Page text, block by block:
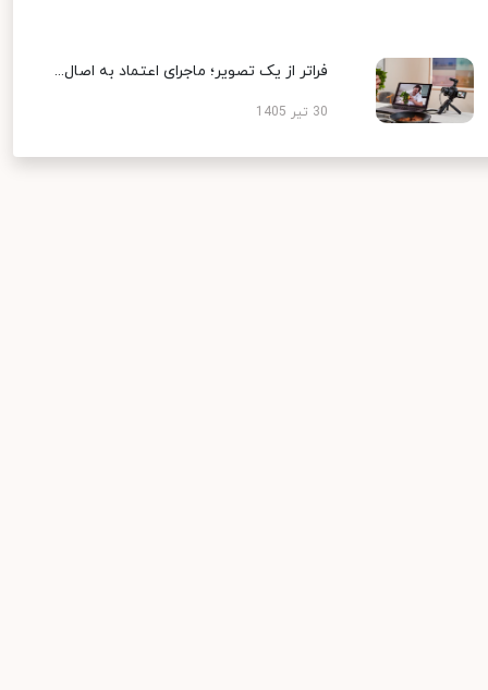
فراتر از یک تصویر؛ ماجرای اعتماد به اصال...
30 تیر 1405